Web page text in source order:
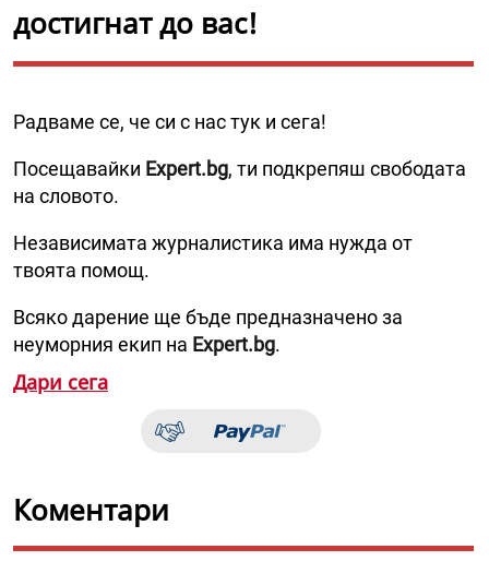
достигнат до вас!
Радваме се, че си с нас тук и сега!
Посещавайки Expert.bg, ти подкрепяш свободата
на словото.
Независимата журналистика има нужда от
твоята помощ.
Всяко дарение ще бъде предназначено за
неуморния екип на Expert.bg.
Дари сега
Коментари